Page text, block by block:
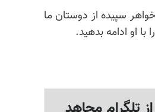
سپیده از دوستان ما
با او ادامه بدهید.